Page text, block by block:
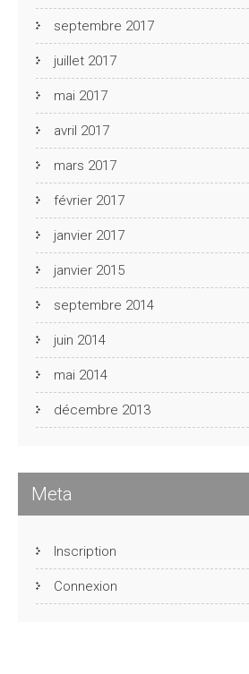
septembre 2017
juillet 2017
mai 2017
avril 2017
mars 2017
février 2017
janvier 2017
janvier 2015
septembre 2014
juin 2014
mai 2014
décembre 2013
Meta
Inscription
Connexion